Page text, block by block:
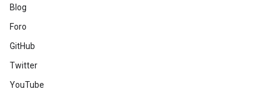
Blog
Foro
GitHub
Twitter
YouTube